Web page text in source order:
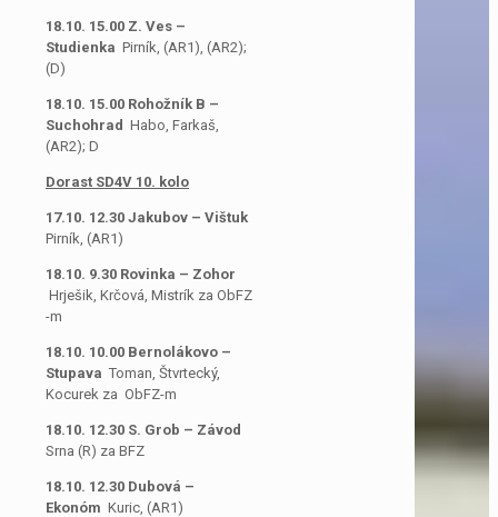
18.10. 15.00 Z. Ves –
Studienka Pirník, (AR1), (AR2);
(D)
18.10. 15.00 Rohožník B –
Suchohrad Habo, Farkaš,
(AR2); D
Dorast SD4V 10. kolo
17.10. 12.30 Jakubov – Vištuk
Pirník, (AR1)
18.10. 9.30 Rovinka – Zohor
Hrješik, Krčová, Mistrík za ObFZ
-m
18.10. 10.00 Bernolákovo –
Stupava Toman, Štvrtecký,
Kocurek za ObFZ-m
18.10. 12.30 S. Grob – Závod
Srna (R) za BFZ
18.10. 12.30 Dubová –
Ekonóm Kuric, (AR1)